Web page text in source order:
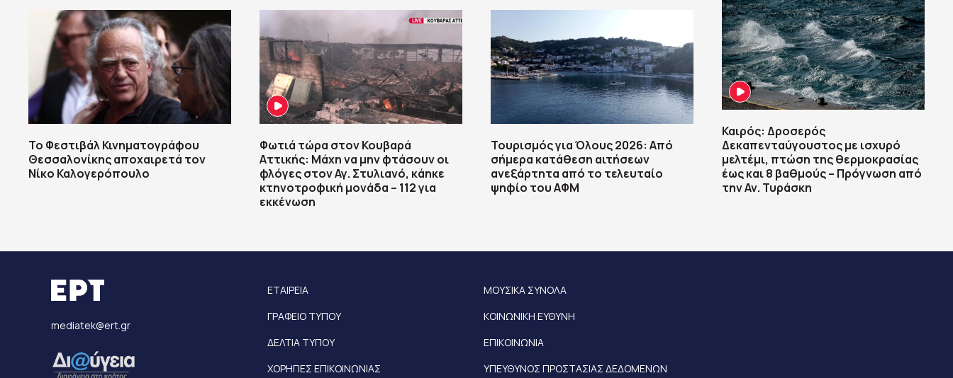
Το Φεστιβάλ Κινηματογράφου
Θεσσαλονίκης αποχαιρετά τον
Νίκο Καλογερόπουλο
Φωτιά τώρα στον Κουβαρά
Αττικής: Μάχη να μην φτάσουν οι
φλόγες στον Αγ. Στυλιανό, κάηκε
κτηνοτροφική μονάδα – 112 για
εκκένωση
Τουρισμός για Όλους 2026: Από
σήμερα κατάθεση αιτήσεων
ανεξάρτητα από το τελευταίο
ψηφίο του ΑΦΜ
Καιρός: Δροσερός
Δεκαπενταύγουστος με ισχυρό
μελτέμι, πτώση της θερμοκρασίας
έως και 8 βαθμούς – Πρόγνωση από
την Αν. Τυράσκη
mediatek@ert.gr
ΕΤΑΙΡΕΙΑ
ΓΡΑΦΕΙΟ ΤΥΠΟΥ
ΔΕΛΤΙΑ ΤΥΠΟΥ
ΧΟΡΗΓΙΕΣ ΕΠΙΚΟΙΝΩΝΙΑΣ
ΜΟΥΣΙΚΑ ΣΥΝΟΛΑ
ΚΟΙΝΩΝΙΚΗ ΕΥΘΥΝΗ
ΕΠΙΚΟΙΝΩΝΙΑ
ΥΠΕΥΘΥΝΟΣ ΠΡΟΣΤΑΣΙΑΣ ΔΕΔΟΜΕΝΩΝ